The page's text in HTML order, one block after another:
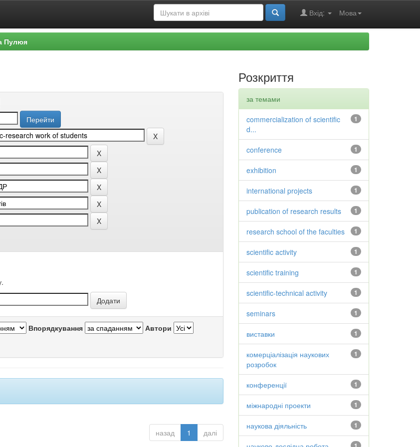
Мова
Вхід:
Пулюя
Впорядкування Автори
назад 1 далі
Розкриття
за темами
1
commercialization of scientific
d...
1
conference
1
exhibition
1
international projects
1
publication of research results
1
research school of the faculties
1
scientific activity
1
scientific training
1
scientific-technical activity
1
seminars
1
виставки
1
комерціалізація наукових
розробок
1
конференції
1
міжнародні проекти
1
наукова діяльність